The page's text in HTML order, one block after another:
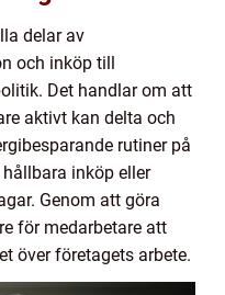
delar av
och inköp till
Det handlar om att
aktivt kan delta och
rutiner på
inköp eller
Genom att göra
för medarbetare att
över företagets arbete.